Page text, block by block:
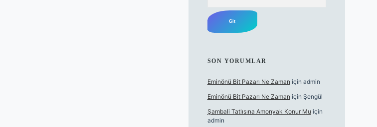
SON YORUMLAR
Eminönü Bit Pazarı Ne Zaman için admin
Eminönü Bit Pazarı Ne Zaman için Şengül
Şambali Tatlısına Amonyak Konur Mu için
admin